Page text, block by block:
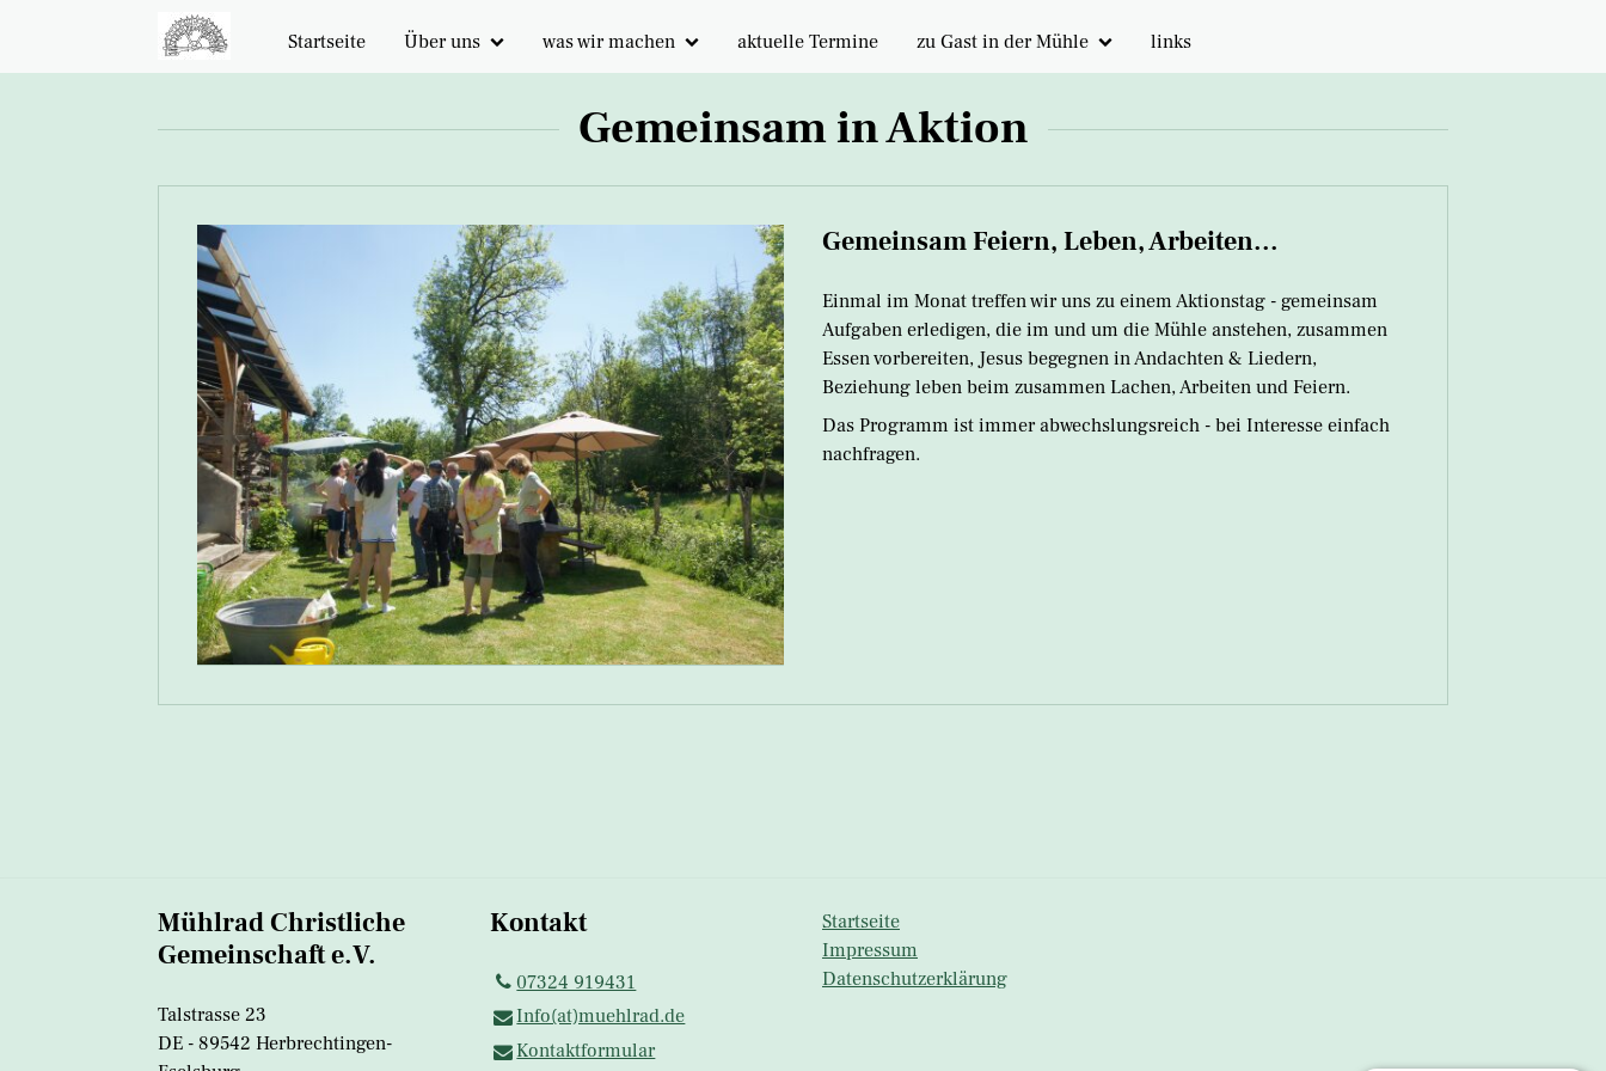
Startseite Über uns
Spenden
was wir machen
Gebet
Tagesstruktur
Lebenshaus
Aktionstage
aktuelle Termine zu Gast in der Mühle
Veranstaltungsräume
links
Gemeinsam in Aktion
Gemeinsam Feiern, Leben, Arbeiten...
Einmal im Monat treffen wir uns zu einem Aktionstag - gemeinsam
Aufgaben erledigen, die im und um die Mühle anstehen, zusammen
Essen vorbereiten, Jesus begegnen in Andachten & Liedern,
Beziehung leben beim zusammen Lachen, Arbeiten und Feiern.
Das Programm ist immer abwechslungsreich - bei Interesse einfach
nachfragen.
Mühlrad Christliche
Gemeinschaft e.V.
Talstrasse 23
DE - 89542 Herbrechtingen-
Kontakt
07324 919431
Info(at)muehlrad.​de
Kontaktformular
Startseite
Impressum
Datenschutzerklärung